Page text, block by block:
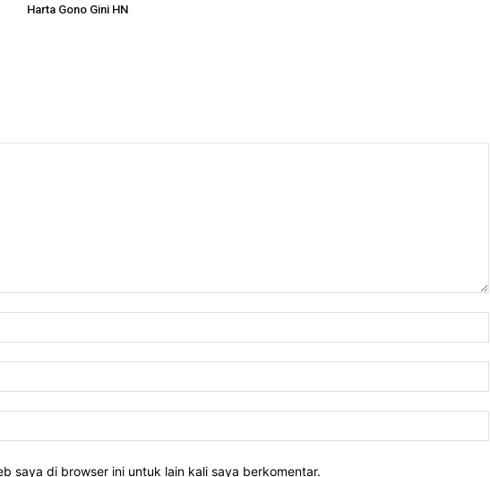
Harta Gono Gini HN
saya di browser ini untuk lain kali saya berkomentar.